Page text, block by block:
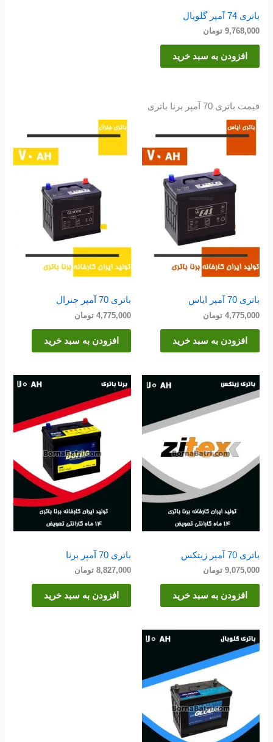
باتری 74 آمپر گلوبال
9,768,000 تومان
افزودن به سبد خرید
قیمت باتری 70 آمپر برنا باتری
باتری 70 آمپر ایاس
4,775,000 تومان
افزودن به سبد خرید
باتری 70 آمپر جنرال
4,775,000 تومان
افزودن به سبد خرید
باتری 70 آمپر زیتکس
9,075,000 تومان
افزودن به سبد خرید
باتری 70 آمپر برنا
8,827,000 تومان
افزودن به سبد خرید